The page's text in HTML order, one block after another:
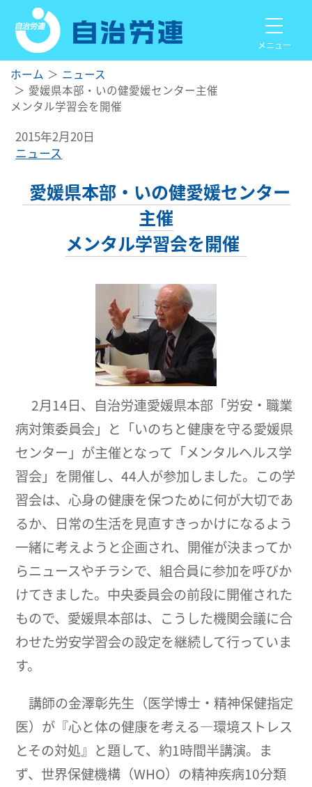
メニュー
ホーム
ニュース
愛媛県本部・いの健愛媛センター主催
メンタル学習会を開催
2015年2月20日
ニュース
愛媛県本部・いの健愛媛センター
主催
メンタル学習会を開催
2月14日、自治労連愛媛県本部「労安・職業
病対策委員会」と「いのちと健康を守る愛媛県
センター」が主催となって「メンタルヘルス学
習会」を開催し、44人が参加しました。この学
習会は、心身の健康を保つために何が大切であ
るか、日常の生活を見直すきっかけになるよう
一緒に考えようと企画され、開催が決まってか
らニュースやチラシで、組合員に参加を呼びか
けてきました。中央委員会の前段に開催された
もので、愛媛県本部は、こうした機関会議に合
わせた労安学習会の設定を継続して行っていま
す。
講師の金澤彰先生（医学博士・精神保健指定
医）が『心と体の健康を考える―環境ストレス
とその対処』と題して、約1時間半講演。ま
ず、世界保健機構（WHO）の精神疾病10分類